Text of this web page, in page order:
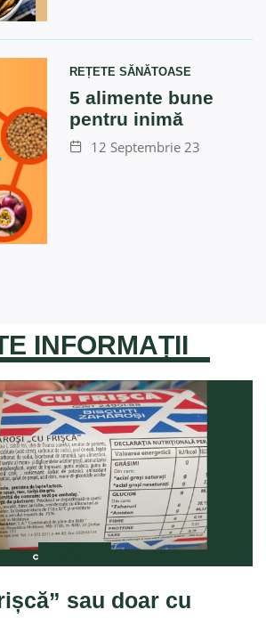
REȚETE SĂNĂTOASE
5 alimente bune
pentru inimă
12 Septembrie 23
INFORMAȚII
sau doar cu